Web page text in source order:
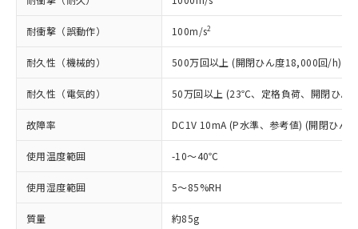
耐衝撃（誤動作） 100m/s2
耐久性（機械的） 500万回以上 (開閉ひん度18,000回/h)
耐久性（電気的） 50万回以上 (23℃、定格負荷、開閉ひん
故障率 DC1V 10mA (P水準、参考値) (開閉ひん
使用温度範囲 -10～40℃
使用湿度範囲 5～85%RH
質量 約85g
ご相談ください。
オムロン制御機器販売店や当社販売拠
点は「
販売ネットワーク
ください。
在庫状況および標準価格結果を当社の
事前の承諾なく第三者に漏洩または開
示しないようお願いします。
マイパーツ機能（部品リスト作成サー
ビス）をご利用いただくには、I-Web
メンバーズにご登録されている必要が
お客様が当ウェブサイト上で当社にご
登録された部品リストについて、当社
および当社の共同利用者が、当社の製
フタル酸エステル類の４物質については閾値を超える意
図的な使用がないことを確認しています。
月が前後することがあります。
※3 非含有証明書ダウンロード
※2 環境保護使用期限
「ｅ」：有害物質（10物質）のすべてが基
準値以下であることを示します。
質が外部に漏えいし、環境に深刻な影響を
及ぼさない年数を意味します。
「－」：未確認です。当社販売部門へお問
い合わせください。
ル、化学兵器、生物兵器またはその他
武器並びにこれらの製造装置等に一切
使用いたしません。
当社は、貴社製品を第三者に販売する
該第三者に通知します。また当社は、
販売先および販売に係わる関係者が違
法に輸出するおそれがある場合は、取
り引きをいたしません。
在庫なし(最新の在庫状況につ
いては、お客様のお取引先、ま
機器販売店・当社販売員にご確
認ください)
受注生産機種、また在庫状況の
情報を公開していない機種